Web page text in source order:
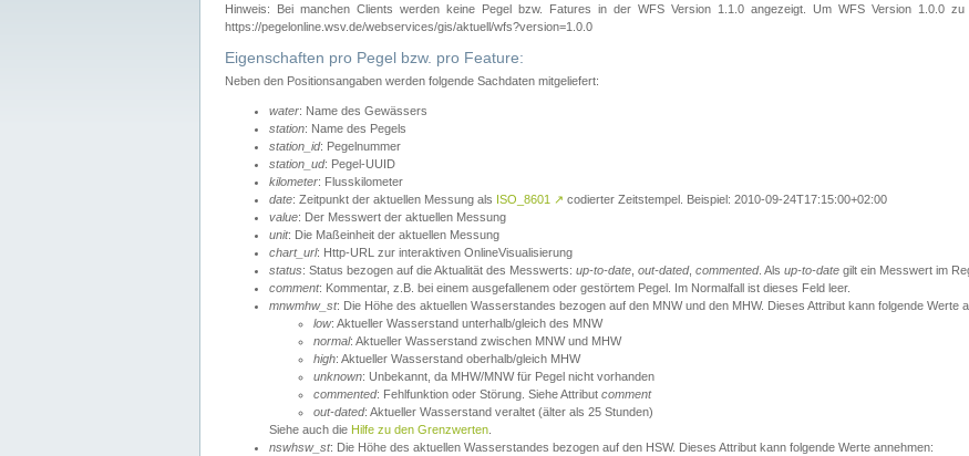
Hinweis: Bei manchen Clients werden keine Pegel bzw. Fatures in der WFS Version 1.1.0 angezeigt. Um WFS Version 1.0.0
https://pegelonline.wsv.de/webservices/gis/aktuell/wfs?version=1.0.0
Eigenschaften pro Pegel bzw. pro Feature:
Neben den Positionsangaben werden folgende Sachdaten mitgeliefert:
water: Name des Gewässers
station: Name des Pegels
station_id: Pegelnummer
station_ud: Pegel-UUID
kilometer: Flusskilometer
date: Zeitpunkt der aktuellen Messung als ISO_8601 ↗ codierter Zeitstempel. Beispiel: 2010-09-24T17:15:00+02:00
value: Der Messwert der aktuellen Messung
unit: Die Maßeinheit der aktuellen Messung
chart_url: Http-URL zur interaktiven OnlineVisualisierung
status: Status bezogen auf die Aktualität des Messwerts: up-to-date out-dated, commented. Als up-to-date gilt ein Messwert im
comment: Kommentar, z.B. bei einem ausgefallenem oder gestörtem Pegel. Im Normalfall ist dieses Feld leer.
mnwmhw_st: Die Höhe des aktuellen Wasserstandes bezogen auf den MNW und den MHW. Dieses Attribut kann folgende Werte
low: Aktueller Wasserstand unterhalb/gleich des MNW
normal: Aktueller Wasserstand zwischen MNW und MHW
high: Aktueller Wasserstand oberhalb/gleich MHW
unknown: Unbekannt, da MHW/MNW für Pegel nicht vorhanden
commented: Fehlfunktion oder Störung. Siehe Attribut comment
out-dated: Aktueller Wasserstand veraltet (älter als 25 Stunden)
Siehe auch die Hilfe zu den Grenzwerten
nswhsw_st: Die Höhe des aktuellen Wasserstandes bezogen auf den HSW. Dieses Attribut kann folgende Werte annehmen: